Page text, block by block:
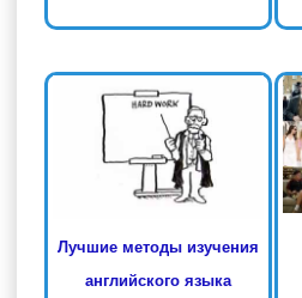
Лучшие методы изучения
английского языка